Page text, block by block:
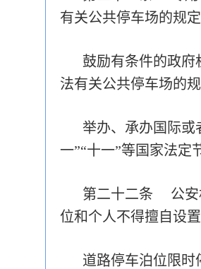
有关公共停车场的规
鼓励有条件的政
法有关公共停车场的
举办、承办国际或
一”“十一”等国家法
第二十二条 公安
位和个人不得擅自设
道路停车泊位限